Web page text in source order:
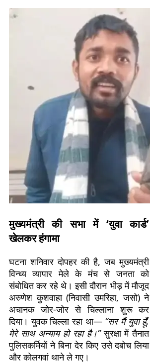
मुख्यमंत्री की सभा में ‘युवा कार्ड’
खेलकर हंगामा
घटना शनिवार दोपहर की है, जब मुख्यमंत्री
विन्ध्य व्यापार मेले के मंच से जनता को
संबोधित कर रहे थे। इसी दौरान भीड़ में मौजूद
अरुणेश कुशवाहा (निवासी उमरिहा, जसो) ने
अचानक जोर-जोर से चिल्लाना शुरू कर
दिया। युवक चिल्ला रहा था— “सर मैं युवा हूँ,
मेरे साथ अन्याय हो रहा है।”सुरक्षा में तैनात
पुलिसकर्मियों ने बिना देर किए उसे दबोच लिया
और कोलगवां थाने ले गए।